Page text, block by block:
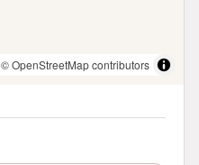
© OpenStreetMap contributors